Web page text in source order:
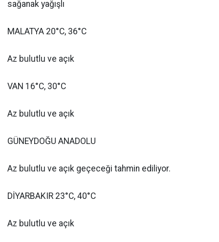
sağanak yağışlı
MALATYA 20°C, 36°C
Az bulutlu ve açık
VAN 16°C, 30°C
Az bulutlu ve açık
GÜNEYDOĞU ANADOLU
Az bulutlu ve açık geçeceği tahmin ediliyor.
DİYARBAKIR 23°C, 40°C
Az bulutlu ve açık